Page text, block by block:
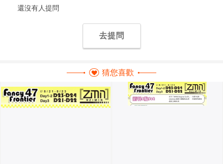
還沒有人提問
去提問
猜您喜歡